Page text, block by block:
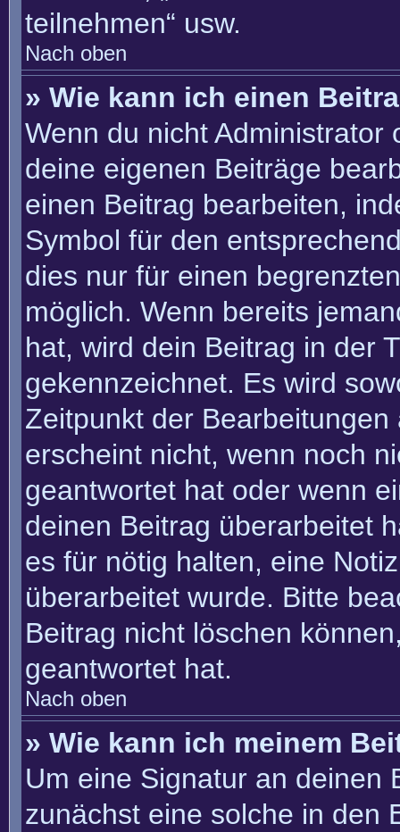
teilnehmen“ usw.
Nach oben
» Wie kann ich einen
Wenn du nicht
deine eigenen Beiträge
einen Beitrag bearbeiten,
Symbol für den
dies nur für einen
möglich. Wenn bereits
hat, wird dein Beitrag in der
gekennzeichnet. Es wird
Zeitpunkt der
erscheint nicht, wenn noch
geantwortet hat oder wenn
deinen Beitrag überarbeitet
es für nötig halten, eine
überarbeitet wurde. Bitte
Beitrag nicht löschen
geantwortet hat.
Nach oben
» Wie kann ich meinem
Um eine Signatur an deinen
zunächst eine solche in den